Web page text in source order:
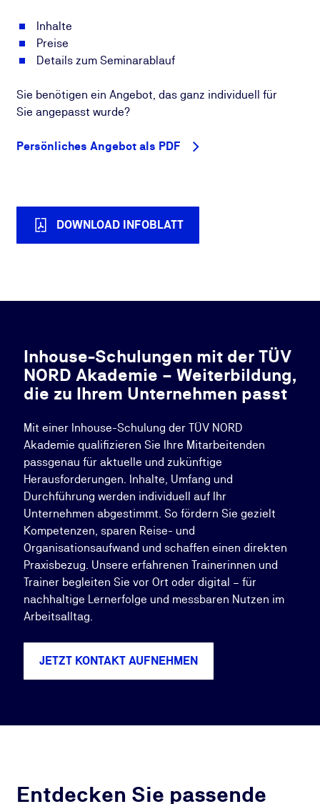
Inhalte
Preise
Details zum Seminarablauf
Sie benötigen ein Angebot, das ganz individuell für
Sie angepasst wurde?
Persönliches Angebot als PDF
DOWNLOAD INFOBLATT
Inhouse-Schulungen mit der TÜV
NORD Akademie – Weiterbildung,
die zu Ihrem Unternehmen passt
Mit einer Inhouse-Schulung der TÜV NORD
Akademie qualifizieren Sie Ihre Mitarbeitenden
passgenau für aktuelle und zukünftige
Herausforderungen. Inhalte, Umfang und
Durchführung werden individuell auf Ihr
Unternehmen abgestimmt. So fördern Sie gezielt
Kompetenzen, sparen Reise- und
Organisationsaufwand und schaffen einen direkten
Praxisbezug. Unsere erfahrenen Trainerinnen und
Trainer begleiten Sie vor Ort oder digital – für
nachhaltige Lernerfolge und messbaren Nutzen im
Arbeitsalltag.
JETZT KONTAKT AUFNEHMEN
Entdecken Sie passende